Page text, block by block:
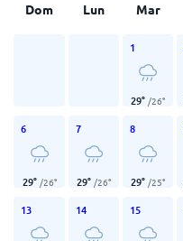
Dom Lun Mar
1
29° /26°
6
29° /26°
7
29° /26°
8
29° /25°
13 14 15